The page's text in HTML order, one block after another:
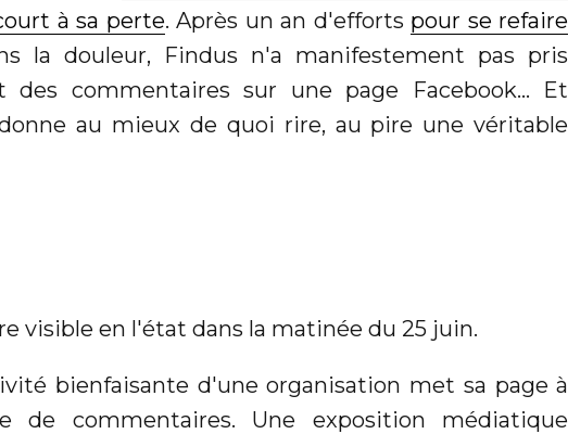
à sa perte. Après un an d'efforts pour se refaire
la douleur, Findus n'a manifestement pas pris
des commentaires sur une page Facebook... Et
au mieux de quoi rire, au pire une véritable
visible en l'état dans la matinée du 25 juin.
bienfaisante d'une organisation met sa page à
de commentaires. Une exposition médiatique